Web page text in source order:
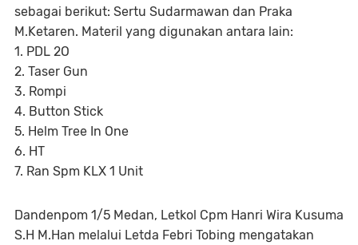
sebagai berikut: Sertu Sudarmawan dan Praka
M.Ketaren. Materil yang digunakan antara lain:
1. PDL 2O
2. Taser Gun
3. Rompi
4. Button Stick
5. Helm Tree In One
6. HT
7. Ran Spm KLX 1 Unit
Dandenpom 1/5 Medan, Letkol Cpm Hanri Wira Kusuma
S.H M.Han melalui Letda Febri Tobing mengatakan